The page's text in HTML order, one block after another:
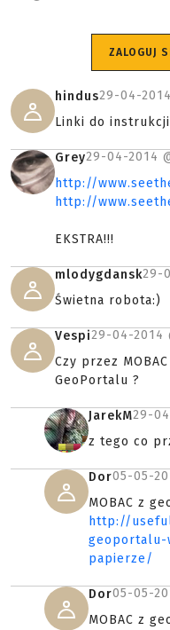
ZALOGUJ
hindus29-04-
Linki do instrukcji
Grey29-04-2014
http://
http://
EKSTRA!!!
mlodygdansk29-
Świetna robota:)
Vespi29-04-2014
Czy przez
GeoPortalu ?
JarekM29-
z tego co
Dor05-05-
MOBAC z
http://
geoportalu-
papierze/
Dor05-05-
MOBAC z